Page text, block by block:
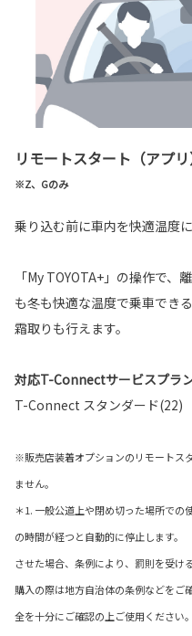
リモートスタート（アプリ
※Z、Gのみ
乗り込む前に車内を快適温度に
「My TOYOTA+」の操作で
も冬も快適な温度で乗車でき
霜取りも行えます。
対応T-Connectサービスプラ
T-Connect スタンダード(22)
※販売店装着オプションのリモートス
ません。
＊1. 一般公道上や閉め切った場所で
の時間が経つと自動的に停止します
させた場合、条例により、罰則を受け
購入の際は地方自治体の条例などを
全を十分にご確認の上ご使用ください。